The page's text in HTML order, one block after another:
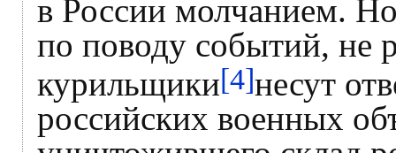
в России молчанием.
по поводу событий, не
курильщики[4]несут
российских военных